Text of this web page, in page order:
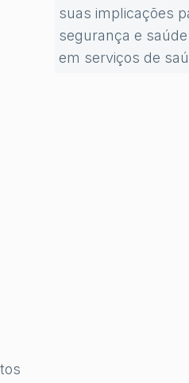
suas implicações
segurança e
em serviços de